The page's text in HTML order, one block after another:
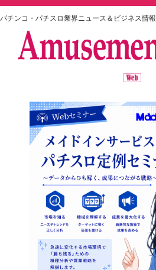
パチンコ・パチスロ業界ニュース＆ビジネス情報